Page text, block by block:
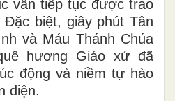
vẫn tiếp tục được trao
Đặc biệt, giây phút Tân
và Máu Thánh Chúa
hương Giáo xứ đã
động và niềm tự hào
diện.